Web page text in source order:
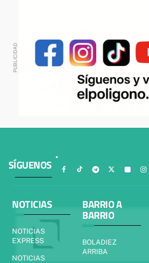
SÍGUENOS
NOTICIAS
NOTICIAS
EXPRESS
NOTICIAS
BARRIO A
BARRIO
BOLADIEZ
ARRIBA